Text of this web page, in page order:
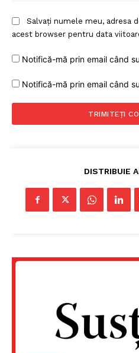
Salvați numele meu, adresa
acest browser pentru data
Notifică-mă prin email când
Notifică-mă prin email când
DISTRIBUIE